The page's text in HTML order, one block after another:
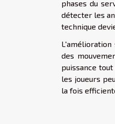
phases du
détecter les
technique
des
puissance
les joueurs
la fois